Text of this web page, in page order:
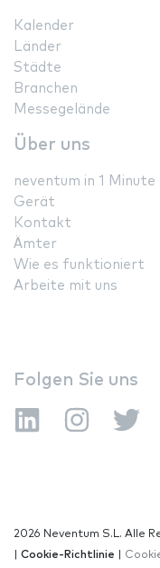
Kalender
Länder
Städte
Branchen
Messegelände
Über uns
neventum in 1 Minute
Gerät
Kontakt
Ämter
Wie es funktioniert
Arbeite mit uns
Folgen Sie uns
2026 Neventum S.L. Alle
Cookie-Richtlinie